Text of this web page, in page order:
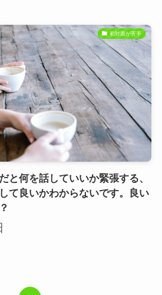
初対面が苦手
と何を話していいか緊張する、
て良いかわからないです。良い